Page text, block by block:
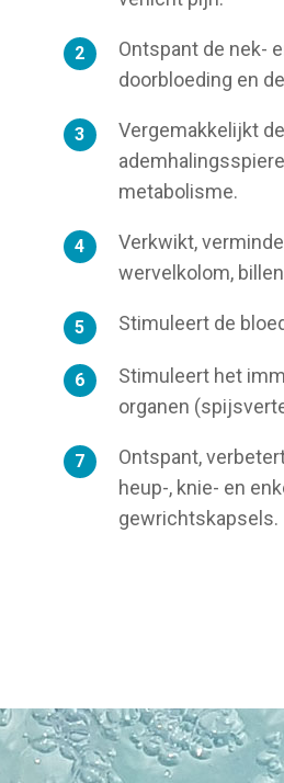
Ontspant de nek-
doorbloeding en
Vergemakkelijkt
metabolisme.
Verkwikt,
wervelkolom,
Stimuleert de
Stimuleert het
organen
Ontspant,
heup-, knie- en
gewrichtskapsels.